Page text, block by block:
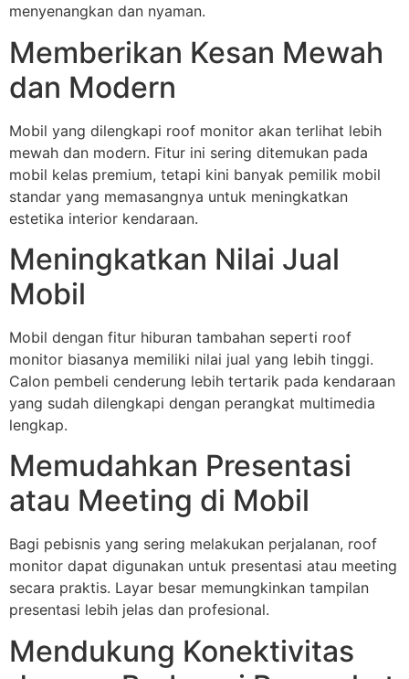
menyenangkan dan nyaman.
Memberikan Kesan Mewah
dan Modern
Mobil yang dilengkapi roof monitor akan terlihat lebih
mewah dan modern. Fitur ini sering ditemukan pada
mobil kelas premium, tetapi kini banyak pemilik mobil
standar yang memasangnya untuk meningkatkan
estetika interior kendaraan.
Meningkatkan Nilai Jual
Mobil
Mobil dengan fitur hiburan tambahan seperti roof
monitor biasanya memiliki nilai jual yang lebih tinggi.
Calon pembeli cenderung lebih tertarik pada kendaraan
yang sudah dilengkapi dengan perangkat multimedia
lengkap.
Memudahkan Presentasi
atau Meeting di Mobil
Bagi pebisnis yang sering melakukan perjalanan, roof
monitor dapat digunakan untuk presentasi atau meeting
secara praktis. Layar besar memungkinkan tampilan
presentasi lebih jelas dan profesional.
Mendukung Konektivitas